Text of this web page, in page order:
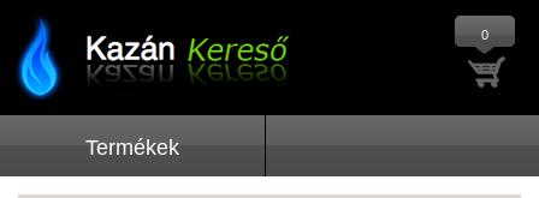
0
Termékek